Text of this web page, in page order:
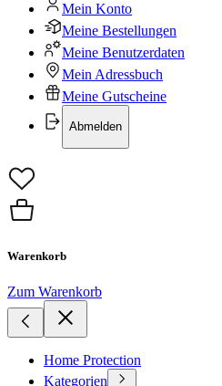
Mein Konto
Meine Bestellungen
Meine Benutzerdaten
Mein Adressbuch
Meine Gutscheine
Abmelden
Warenkorb
Zum Warenkorb
Home Protection
Kategorien